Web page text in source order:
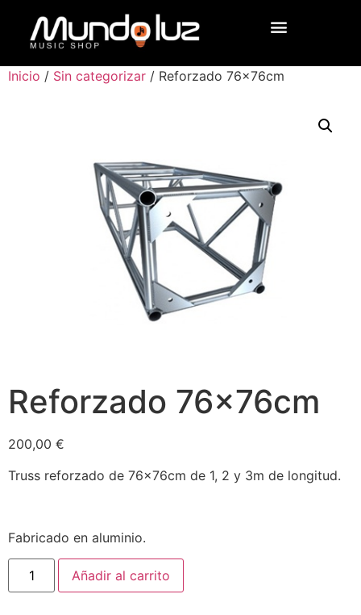
Inicio / Sin categorizar / Reforzado 76x76cm
Reforzado 76x76cm
200,00 €
Truss reforzado de 76x76cm de 1, 2 y 3m de longitud.
Fabricado en aluminio.
Añadir al carrito